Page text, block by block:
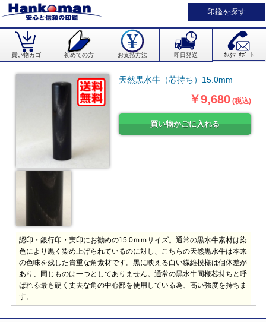
印鑑を探す
買い物カゴ 初めての方 お支払方法 即日発送 ｶｽﾀﾏｰｻﾎﾟｰﾄ
天然黒水牛（芯持ち）15.0mm
￥9,680 (税込)
認印・銀行印・実印にお勧めの15.0ｍｍサイズ。通常の黒水牛素材は染
色により黒く染め上げられているのに対し、こちらの天然黒水牛は本来
の色味を残した貴重な角素材です。黒に映える白い繊維模様は個体差が
あり、同じものは一つとしてありません。通常の黒水牛同様芯持ちと呼
ばれる最も硬く丈夫な角の中心部を使用している為、高い強度を持ちま
す。